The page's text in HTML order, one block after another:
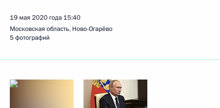
19 мая 2020 года 15:40
Московская область, Ново-Огарёво
5 фотографий